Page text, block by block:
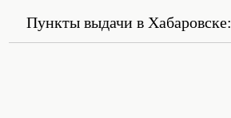
Пункты выдачи в Хабаровске: